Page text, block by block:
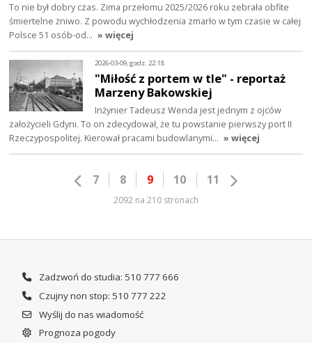
To nie był dobry czas. Zima przełomu 2025/2026 roku zebrała obfite
śmiertelne żniwo. Z powodu wychłodzenia zmarło w tym czasie w całej
Polsce 51 osób-od… » więcej
2026-03-09, godz. 22:18
"Miłość z portem w tle" - reportaż
Marzeny Bakowskiej
Inżynier Tadeusz Wenda jest jednym z ojców
założycieli Gdyni. To on zdecydował, że tu powstanie pierwszy port II
Rzeczypospolitej. Kierował pracami budowlanymi… » więcej
7 8 9 10 11
2092 na 210 stronach
Zadzwoń do studia: 510 777 666
Czujny non stop: 510 777 222
Wyślij do nas wiadomość
Prognoza pogody